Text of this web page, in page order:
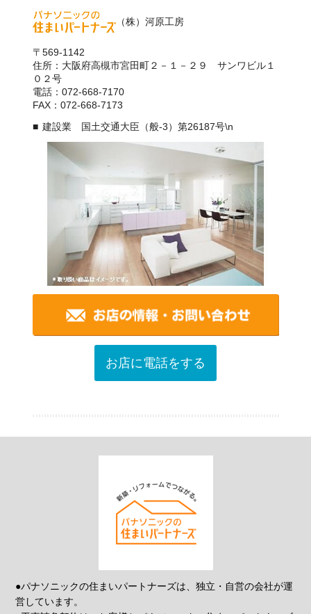
（株）河原工房
〒569-1142
住所：大阪府高槻市宮田町２－１－２９ サンワビル１
０２号
電話：072-668-7170
FAX：072-668-7173
建設業 国土交通大臣（般-3）第26187号\n
お店に電話をする
●パナソニックの住まいパートナーズは、独立・自営の会社が運
営しています。